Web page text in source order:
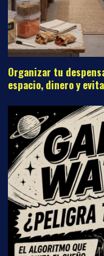
Organizar tu
espacio, dinero y